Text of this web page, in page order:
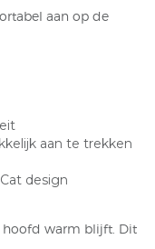
aan op de
aan te trekken
design
hoofd warm blijft. Dit